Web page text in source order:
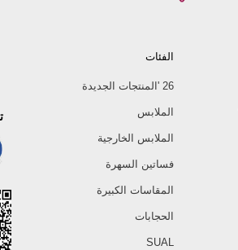
الفئات
26 'المنتجات الجديدة
الملابس
الملابس الخارجية
فساتين السهرة
المقاسات الكبيرة
الحجابات
SUAL